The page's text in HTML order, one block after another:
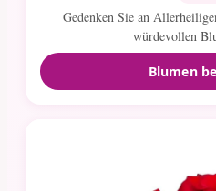
Gedenken Sie an
würdevollen
Blumen